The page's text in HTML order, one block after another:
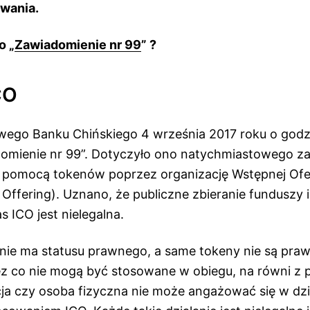
„Zawiadomienie nr 99” ?
Banku Chińskiego 4 września 2017 roku o
nr 99”. Dotyczyło ono natychmiastowego
tokenów poprzez organizację Wstępnej
Uznano, że publiczne zbieranie funduszy
ICO jest nielegalna.
ma statusu prawnego, a same tokeny nie są
co nie mogą być stosowane w obiegu, na równi z
czy osoba fizyczna nie może angażować się w